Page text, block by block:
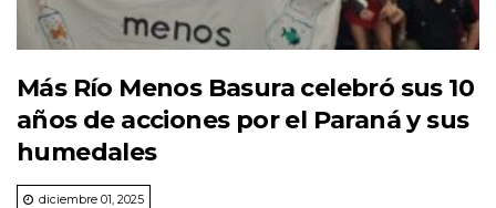
Más Río Menos Basura celebró sus 10
años de acciones por el Paraná y sus
humedales
diciembre 01, 2025